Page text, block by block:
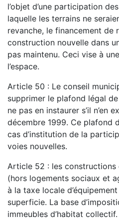
l’objet d’une participation
laquelle les terrains ne
revanche, le financement de
construction nouvelle dans
pas maintenu. Ceci vise à
l’espace.
Article 50 : Le conseil
supprimer le plafond légal
ne pas en instaurer s’il n’en
décembre 1999. Ce plafond
cas d’institution de la
voies nouvelles.
Article 52 : les constructions
(hors logements sociaux et
à la taxe locale
superficie. La base
immeubles d’habitat collectif.